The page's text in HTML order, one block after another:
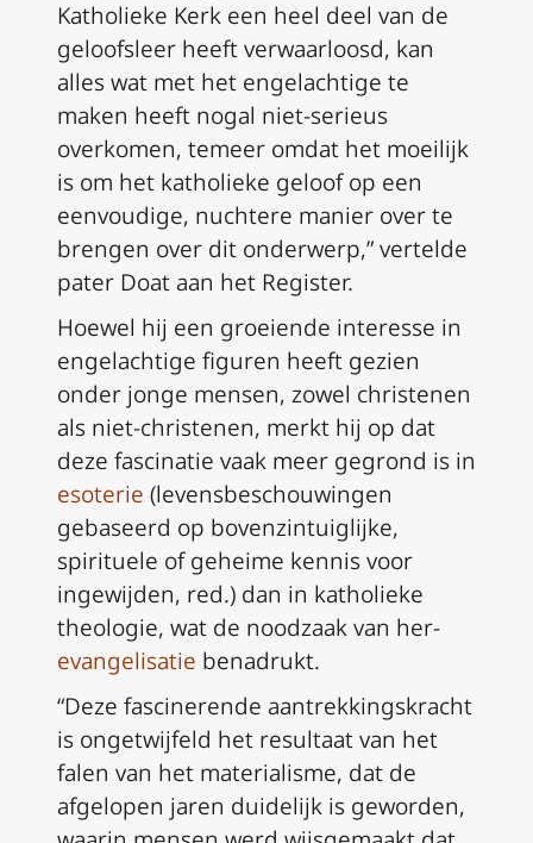
Katholieke Kerk een heel deel van de
geloofsleer heeft verwaarloosd, kan
alles wat met het engelachtige te
maken heeft nogal niet-serieus
overkomen, temeer omdat het moeilijk
is om het katholieke geloof op een
eenvoudige, nuchtere manier over te
brengen over dit onderwerp,” vertelde
pater Doat aan het Register.
Hoewel hij een groeiende interesse in
engelachtige figuren heeft gezien
onder jonge mensen, zowel christenen
als niet-christenen, merkt hij op dat
deze fascinatie vaak meer gegrond is in
esoterie (levensbeschouwingen
gebaseerd op bovenzintuiglijke,
spirituele of geheime kennis voor
ingewijden, red.) dan in katholieke
theologie, wat de noodzaak van her-
evangelisatie benadrukt.
“Deze fascinerende aantrekkingskracht
is ongetwijfeld het resultaat van het
falen van het materialisme, dat de
afgelopen jaren duidelijk is geworden,